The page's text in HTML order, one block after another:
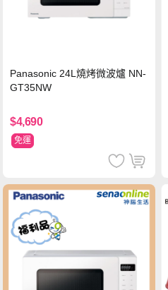
Panasonic 24L燒烤微波爐 NN-
GT35NW
$4,690
免運